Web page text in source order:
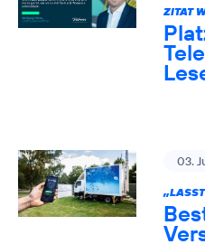
ZITAT
03.